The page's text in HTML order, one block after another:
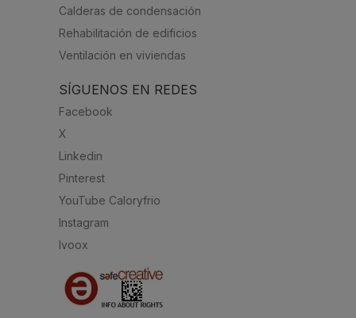
Calderas de condensación
Rehabilitación de edificios
Ventilación en viviendas
SÍGUENOS EN REDES
Facebook
X
Linkedin
Pinterest
YouTube Caloryfrio
Instagram
Ivoox